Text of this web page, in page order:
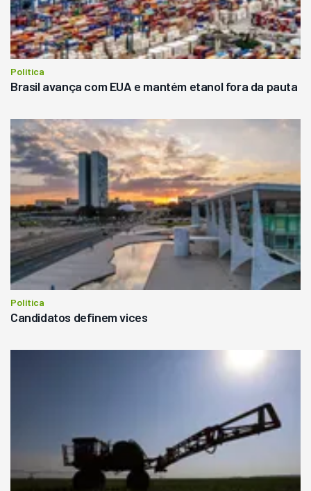
Política
Brasil avança com EUA e mantém etanol fora da pauta
Política
Candidatos definem vices